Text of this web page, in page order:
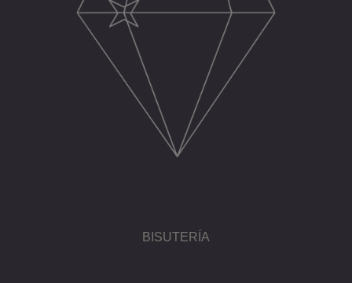
BISUTERÍA